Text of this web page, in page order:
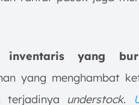
inventaris yang
yang menghambat
terjadinya understock.